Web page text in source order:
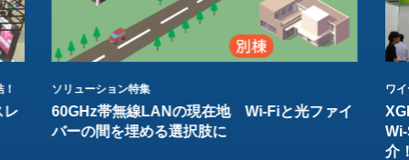
レ
ソリューション特集
60GHz帯無線LANの現在地 Wi-Fiと光ファイ
バーの間を埋める選択肢に
ワ
介